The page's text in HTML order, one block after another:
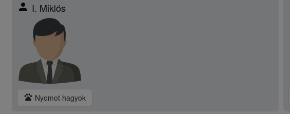
person I. Miklós
pets Nyomot hagyok